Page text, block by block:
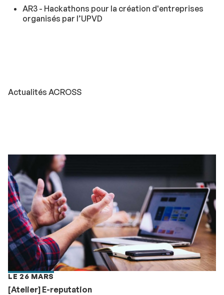
AR3 - Hackathons pour la création d'entreprises
organisés par l’UPVD
Actualités ACROSS
LE 26 MARS
[Atelier] E-reputation